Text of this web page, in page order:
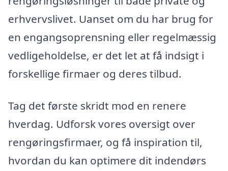
erhvervslivet. Uanset om du har brug for
en engangsoprensning eller regelmæssig
vedligeholdelse, er det let at få indsigt i
forskellige firmaer og deres tilbud.
Tag det første skridt mod en renere
hverdag. Udforsk vores oversigt over
rengøringsfirmaer, og få inspiration til,
hvordan du kan optimere dit indendørs